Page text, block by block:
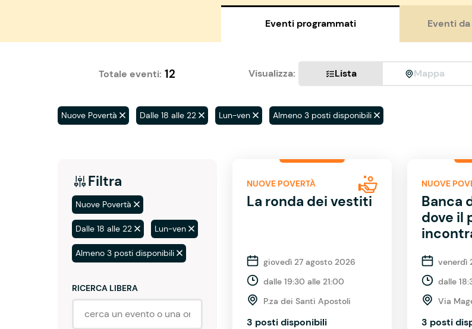
Eventi programmati Eventi
Totale eventi: 12 Visualizza: Lista Mappa
Nuove Povertà Dalle 18 alle 22 Lun-ven Almeno 3 posti disponibili
Filtra
Nuove Povertà
Dalle 18 alle 22 Lun-ven
Almeno 3 posti disponibili
RICERCA LIBERA
NUOVE POVERTÀ
La ronda dei vestiti
giovedì 27 agosto 2026
dalle 19:30 alle 21:00
P.za dei Santi Apostoli
3 posti disponibili
NUOVE
Banca
dove il
venerdì
dalle
Via
3 posti